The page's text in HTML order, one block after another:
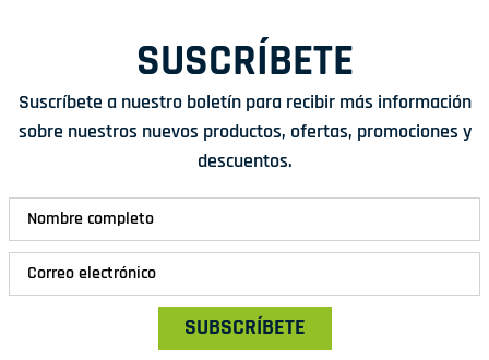
SUSCRÍBETE
Suscríbete a nuestro boletín para recibir más información
sobre nuestros nuevos productos, ofertas, promociones y
descuentos.
SUBSCRÍBETE